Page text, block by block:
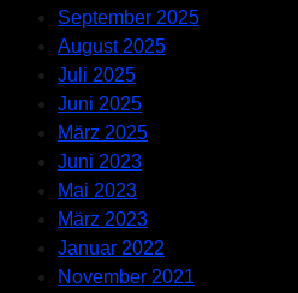
September 2025
August 2025
Juli 2025
Juni 2025
März 2025
Juni 2023
Mai 2023
März 2023
Januar 2022
November 2021